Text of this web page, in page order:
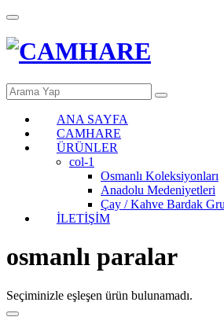
ANA SAYFA
CAMHARE
ÜRÜNLER
col-1
Osmanlı Koleksiyonları
Anadolu Medeniyetleri
Çay / Kahve Bardak
İLETİŞİM
osmanlı paralar
Seçiminizle eşleşen ürün bulunamadı.